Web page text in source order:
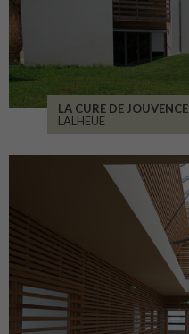
LA CURE DE JOUVENCE
LALHEUE